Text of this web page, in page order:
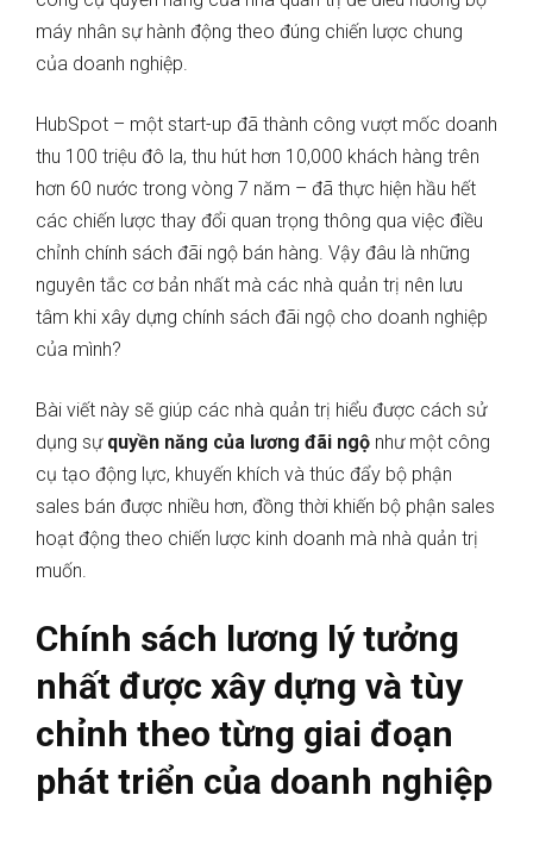
máy nhân sự hành động theo đúng chiến lược chung
của doanh nghiệp.
HubSpot – một start-up đã thành công vượt mốc doanh
thu 100 triệu đô la, thu hút hơn 10,000 khách hàng trên
hơn 60 nước trong vòng 7 năm – đã thực hiện hầu hết
các chiến lược thay đổi quan trọng thông qua việc điều
chỉnh chính sách đãi ngộ bán hàng. Vậy đâu là những
nguyên tắc cơ bản nhất mà các nhà quản trị nên lưu
tâm khi xây dựng chính sách đãi ngộ cho doanh nghiệp
của mình?
Bài viết này sẽ giúp các nhà quản trị hiểu được cách sử
dụng sự quyền năng của lương đãi ngộ như một công
cụ tạo động lực, khuyến khích và thúc đẩy bộ phận
sales bán được nhiều hơn, đồng thời khiến bộ phận sales
hoạt động theo chiến lược kinh doanh mà nhà quản trị
muốn.
Chính sách lương lý tưởng
nhất được xây dựng và tùy
chỉnh theo từng giai đoạn
phát triển của doanh nghiệp